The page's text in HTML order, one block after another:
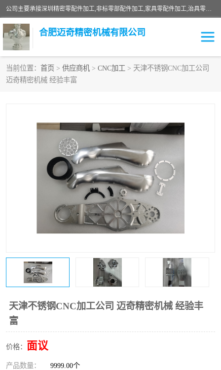
公司主要承接深圳精密零配件加工,非标零部配件加工,家具零配件加工,治具零配件加工,安徽精密零配件加工等各种各种精密机械加工，欢迎来来电咨询！
合肥迈奇精密机械有限公司
当前位置： 首页 > 供应商机 > CNC加工 > 天津不锈钢CNC加工公司
迈奇精密机械 经验丰富
天津不锈钢CNC加工公司 迈奇精密机械 经验丰
富
价格： 面议
产品数量： 9999.00个
铣床加工
家具零配件加工 数控精密机加工
零部件机加工 机床零件加工
数控机床加工